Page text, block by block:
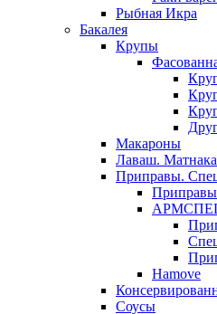
Рыбная Икра
Бакалея
Крупы
Макароны
Лаваш.
Приправы.
Приправы
Hamove
Соусы